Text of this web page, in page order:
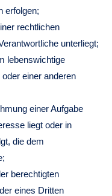
erfolgen;
rechtlichen
unterliegt;
lebenswichtige
einer anderen
einer Aufgabe
liegt oder in
die dem
berechtigten
eines Dritten